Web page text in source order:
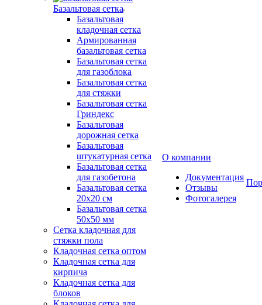
Базальтовая сетка
Базальтовая
кладочная сетка
Армированная
базальтовая сетка
Базальтовая сетка
для газоблока
Базальтовая сетка
для стяжки
Базальтовая сетка
Гриндекс
Базальтовая
дорожная сетка
Базальтовая
штукатурная сетка
Базальтовая сетка
для газобетона
Базальтовая сетка
20x20 см
Базальтовая сетка
50x50 мм
Сетка кладочная для
стяжки пола
Кладочная сетка оптом
Кладочная сетка для
кирпича
Кладочная сетка для
блоков
О компании
Документация
Отзывы
Фотогалерея